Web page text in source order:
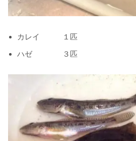
カレイ １匹
ハゼ ３匹